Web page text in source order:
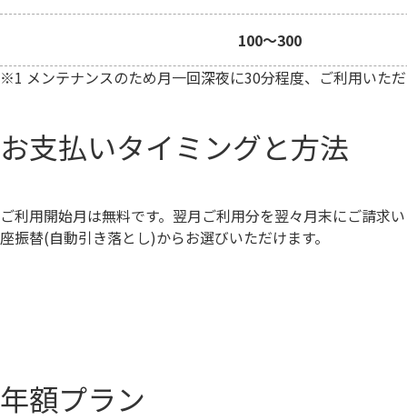
100～300
※1 メンテナンスのため月一回深夜に30分程度、ご利用いた
お支払いタイミングと方法
ご利用開始月は無料です。翌月ご利用分を翌々月末にご請求
座振替(自動引き落とし)からお選びいただけます。
年額プラン